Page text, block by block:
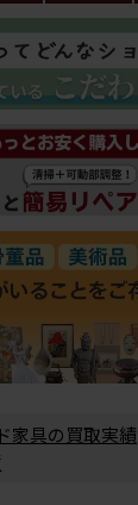
家具の買取実績